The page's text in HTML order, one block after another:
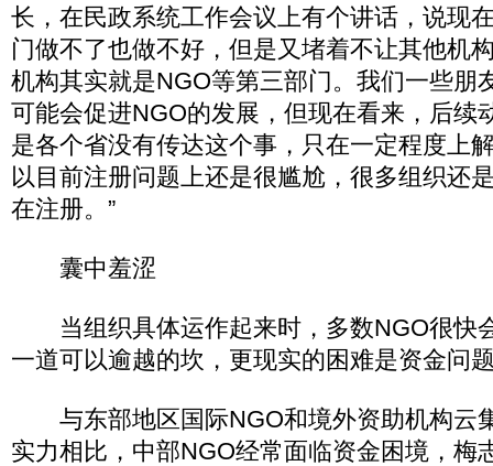
长，在民政系统工作会议上有个讲话，说现
门做不了也做不好，但是又堵着不让其他机
机构其实就是NGO等第三部门。我们一些朋
可能会促进NGO的发展，但现在看来，后续
是各个省没有传达这个事，只在一定程度上
以目前注册问题上还是很尴尬，很多组织还
在注册。”
囊中羞涩
当组织具体运作起来时，多数NGO很快
一道可以逾越的坎，更现实的困难是资金问
与东部地区国际NGO和境外资助机构云
实力相比，中部NGO经常面临资金困境，梅